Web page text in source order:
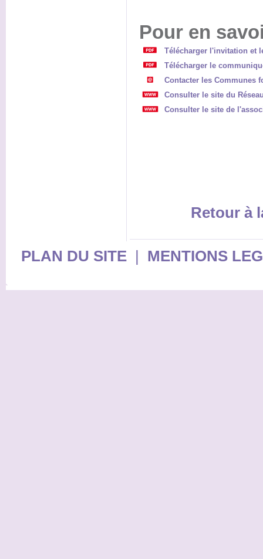
Pour en
Télécharger l'invitation et
Télécharger le
Contacter les Communes
Consulter le site du
Consulter le site de
Retour à
PLAN DU SITE| MENTIONS